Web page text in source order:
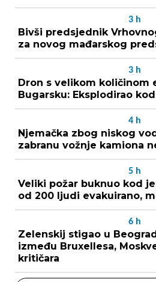
3 h
Bivši predsjednik
za novog mađarskog
3 h
Dron s velikom količinom
Bugarsku: Eksplodirao
4 h
Njemačka zbog niskog
zabranu vožnje kamiona
5 h
Veliki požar buknuo kod
od 200 ljudi evakuirano,
6 h
Zelenskij stigao u
između Bruxellesa,
kritičara